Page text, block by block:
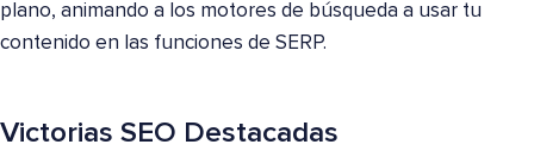
plano, animando a los motores de búsqueda a usar tu
contenido en las funciones de SERP.
Victorias SEO Destacadas